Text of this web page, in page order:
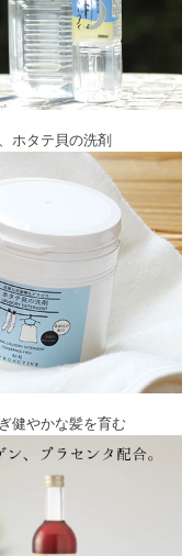
ホタテ貝の洗剤
健やかな髪を育む